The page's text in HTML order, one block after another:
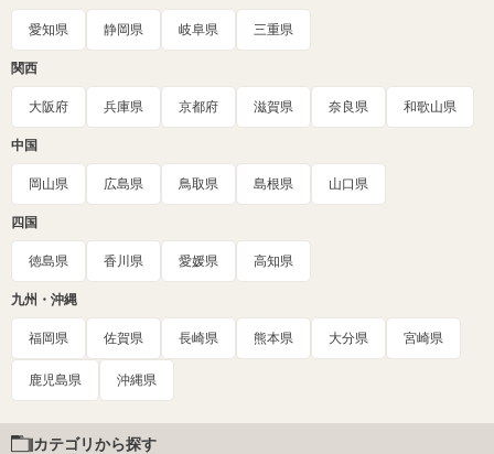
愛知県 静岡県 岐阜県 三重県
関西
大阪府 兵庫県 京都府 滋賀県 奈良県 和歌山県
中国
岡山県 広島県 鳥取県 島根県 山口県
四国
徳島県 香川県 愛媛県 高知県
九州・沖縄
福岡県 佐賀県 長崎県 熊本県 大分県 宮崎県
鹿児島県 沖縄県
カテゴリから探す